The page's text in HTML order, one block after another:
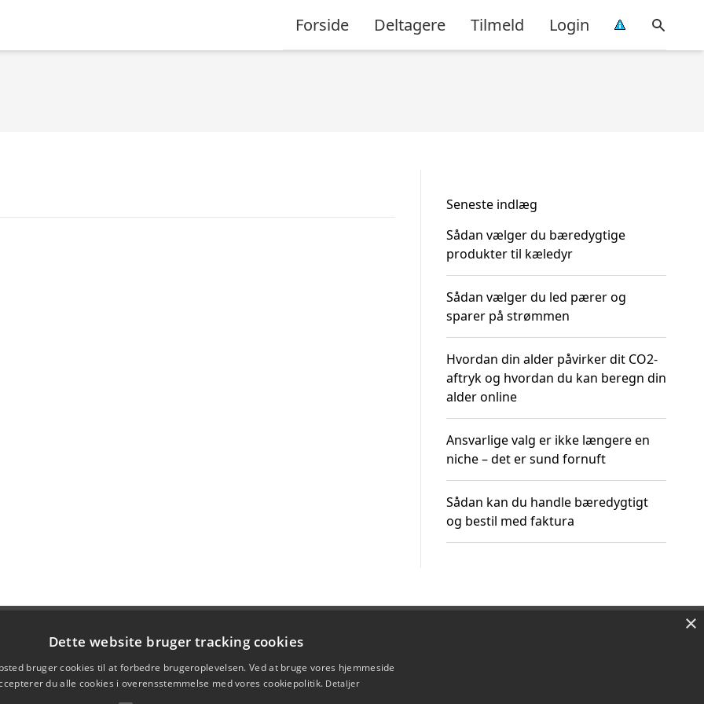
Forside Deltagere Tilmeld Login
Seneste indlæg
Sådan vælger du bæredygtige
produkter til kæledyr
Sådan vælger du led pærer og
sparer på strømmen
Hvordan din alder påvirker dit CO2-
aftryk og hvordan du kan beregn din
alder online
Ansvarlige valg er ikke længere en
niche – det er sund fornuft
Sådan kan du handle bæredygtigt
og bestil med faktura
×
Dette website bruger tracking cookies
bruger cookies til at forbedre brugeroplevelsen. Ved at bruge vores hjemmeside
du alle cookies i overensstemmelse med vores cookiepolitik. Detaljer